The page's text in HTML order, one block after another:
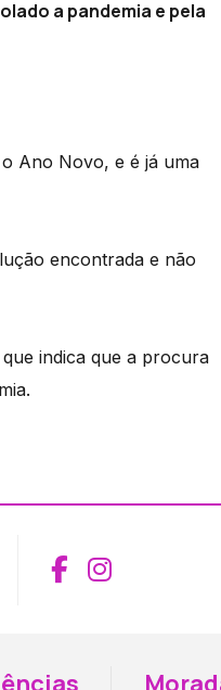
a pandemia e pela
Ano Novo, e é já uma
encontrada e não
indica que a procura
Aceder ao
Aceder